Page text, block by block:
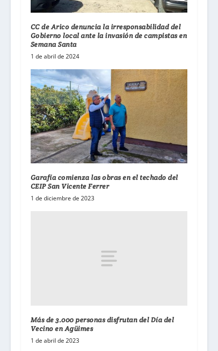
CC de Arico denuncia la irresponsabilidad del
Gobierno local ante la invasión de campistas en
Semana Santa
1 de abril de 2024
Garafía comienza las obras en el techado del
CEIP San Vicente Ferrer
1 de diciembre de 2023
Más de 3.000 personas disfrutan del Día del
Vecino en Agüimes
1 de abril de 2023